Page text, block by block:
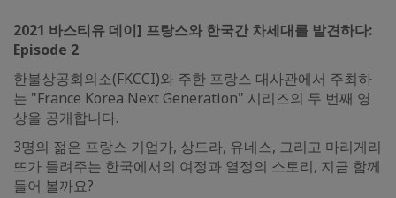
2021 바스티유 데이] 프랑스와 한국간 차세대를 발견하다:
Episode 2
한불상공회의소(FKCCI)와 주한 프랑스 대사관에서 주최하
는 "France Korea Next Generation" 시리즈의 두 번째 영
상을 공개합니다.
3명의 젊은 프랑스 기업가, 상드라, 유네스, 그리고 마리게리
뜨가 들려주는 한국에서의 여정과 열정의 스토리, 지금 함께
들어 볼까요?